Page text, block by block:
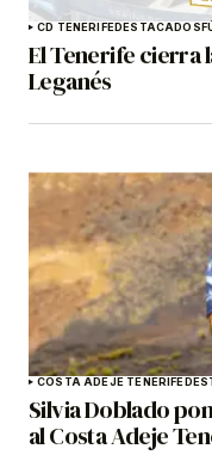
CD TENERIFEDESTACADOS
El Tenerife cierra
Leganés
COSTA ADEJE TENERIFE
Silvia Doblado
al Costa Adeje